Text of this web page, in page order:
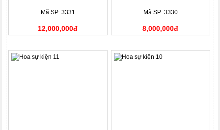
Mã SP: 3331
12,000,000đ
Mã SP: 3330
8,000,000đ